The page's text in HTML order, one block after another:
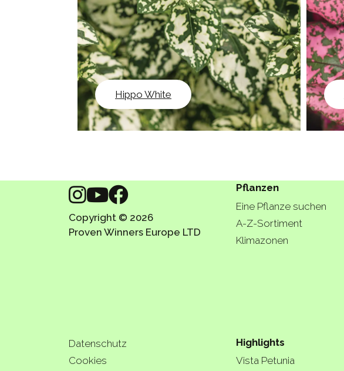
Hippo White
Copyright © 2026
Proven Winners Europe LTD
Pflanzen
Eine Pflanze suchen
A-Z-Sortiment
Klimazonen
Datenschutz
Cookies
Highlights
Vista Petunia